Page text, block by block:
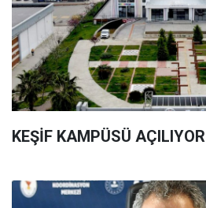
KEŞİF KAMPÜSÜ AÇILIYOR